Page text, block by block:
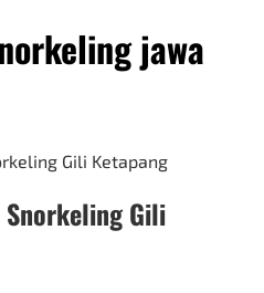
jawa
Snorkeling Gili